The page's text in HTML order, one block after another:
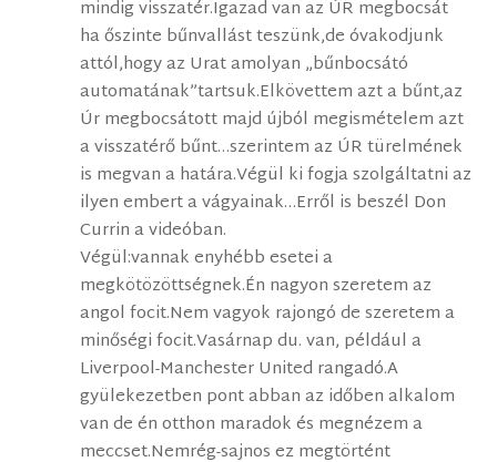
mindig visszatér.Igazad van az ÚR megbocsát
ha őszinte bűnvallást teszünk,de óvakodjunk
attól,hogy az Urat amolyan „bűnbocsátó
automatának”tartsuk.Elkövettem azt a bűnt,az
Úr megbocsátott majd újból megismételem azt
a visszatérő bűnt…szerintem az ÚR türelmének
is megvan a határa.Végül ki fogja szolgáltatni az
ilyen embert a vágyainak…Erről is beszél Don
Currin a videóban.
Végül:vannak enyhébb esetei a
megkötözöttségnek.Én nagyon szeretem az
angol focit.Nem vagyok rajongó de szeretem a
minőségi focit.Vasárnap du. van, például a
Liverpool-Manchester United rangadó.A
gyülekezetben pont abban az időben alkalom
van de én otthon maradok és megnézem a
meccset.Nemrég-sajnos ez megtörtént